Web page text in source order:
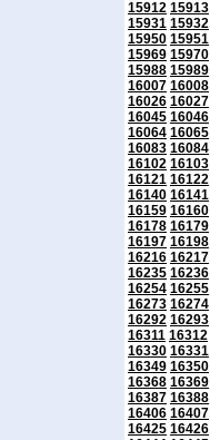
15912 15913
15931 15932
15950 15951
15969 15970
15988 15989
16007 16008
16026 16027
16045 16046
16064 16065
16083 16084
16102 16103
16121 16122
16140 16141
16159 16160
16178 16179
16197 16198
16216 16217
16235 16236
16254 16255
16273 16274
16292 16293
16311 16312
16330 16331
16349 16350
16368 16369
16387 16388
16406 16407
16425 16426